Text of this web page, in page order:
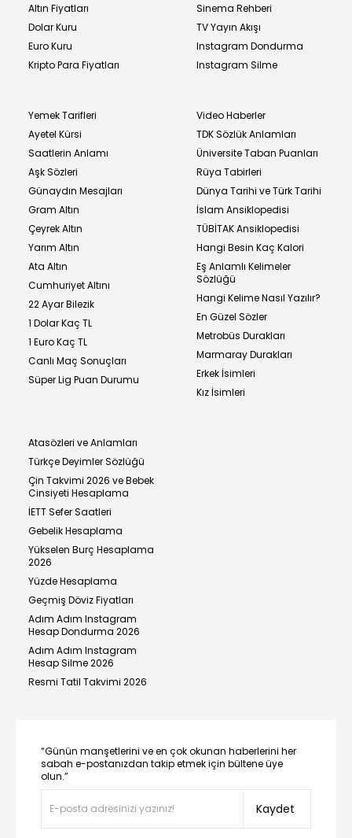
Altın Fiyatları
Dolar Kuru
Euro Kuru
Kripto Para Fiyatları
Sinema Rehberi
TV Yayın Akışı
Instagram Dondurma
Instagram Silme
Yemek Tarifleri
Ayetel Kürsi
Saatlerin Anlamı
Aşk Sözleri
Günaydın Mesajları
Gram Altın
Çeyrek Altın
Yarım Altın
Ata Altın
Cumhuriyet Altını
22 Ayar Bilezik
1 Dolar Kaç TL
1 Euro Kaç TL
Canlı Maç Sonuçları
Süper Lig Puan Durumu
Video Haberler
TDK Sözlük Anlamları
Üniversite Taban Puanları
Rüya Tabirleri
Dünya Tarihi ve Türk Tarihi
İslam Ansiklopedisi
TÜBİTAK Ansiklopedisi
Hangi Besin Kaç Kalori
Eş Anlamlı Kelimeler
Sözlüğü
Hangi Kelime Nasıl Yazılır?
En Güzel Sözler
Metrobüs Durakları
Marmaray Durakları
Erkek İsimleri
Kız İsimleri
Atasözleri ve Anlamları
Türkçe Deyimler Sözlüğü
Çin Takvimi 2026 ve Bebek
Cinsiyeti Hesaplama
İETT Sefer Saatleri
Gebelik Hesaplama
Yükselen Burç Hesaplama
2026
Yüzde Hesaplama
Geçmiş Döviz Fiyatları
Adım Adım Instagram
Hesap Dondurma 2026
Adım Adım Instagram
Hesap Silme 2026
Resmi Tatil Takvimi 2026
“Günün manşetlerini ve en çok okunan haberlerini her
sabah e-postanızdan takip etmek için bültene üye
olun.”
Kaydet